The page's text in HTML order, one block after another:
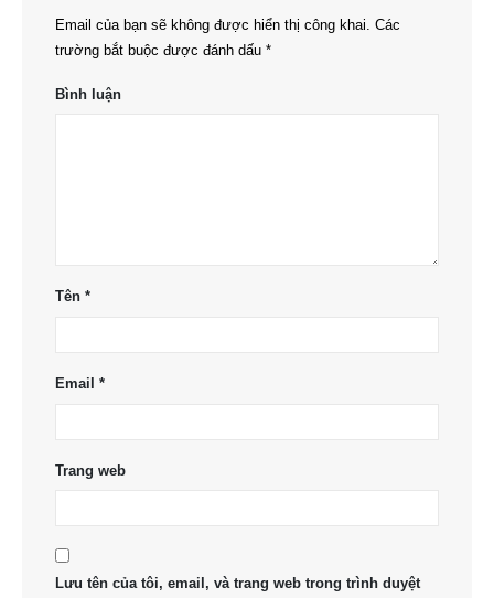
Email của bạn sẽ không được hiển thị công khai. Các
trường bắt buộc được đánh dấu *
Bình luận
Tên *
Email *
Trang web
Lưu tên của tôi, email, và trang web trong trình duyệt